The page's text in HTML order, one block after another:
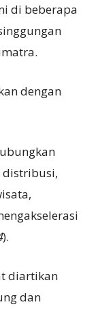
di beberapa
dengan
distribusi,
).
diartikan
dan